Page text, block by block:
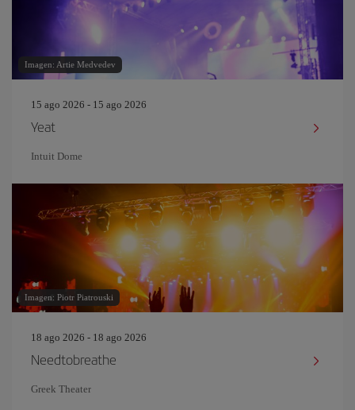
Imagen: Artie Medvedev
15 ago 2026 - 15 ago 2026
Yeat
Intuit Dome
Imagen: Piotr Piatrouski
18 ago 2026 - 18 ago 2026
Needtobreathe
Greek Theater